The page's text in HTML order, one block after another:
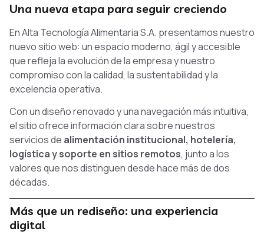
Una nueva etapa para seguir creciendo
En Alta Tecnología Alimentaria S.A. presentamos nuestro
nuevo sitio web: un espacio moderno, ágil y accesible
que refleja la evolución de la empresa y nuestro
compromiso con la calidad, la sustentabilidad y la
excelencia operativa.
Con un diseño renovado y una navegación más intuitiva,
el sitio ofrece información clara sobre nuestros
servicios de alimentación institucional, hotelería,
logística y soporte en sitios remotos, junto a los
valores que nos distinguen desde hace más de dos
décadas.
Más que un rediseño: una experiencia
digital